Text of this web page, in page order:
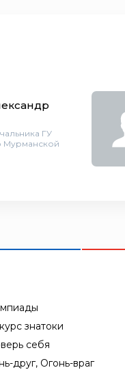
ГУ
Мурманской
знатоки
себя
друг, Огонь-враг